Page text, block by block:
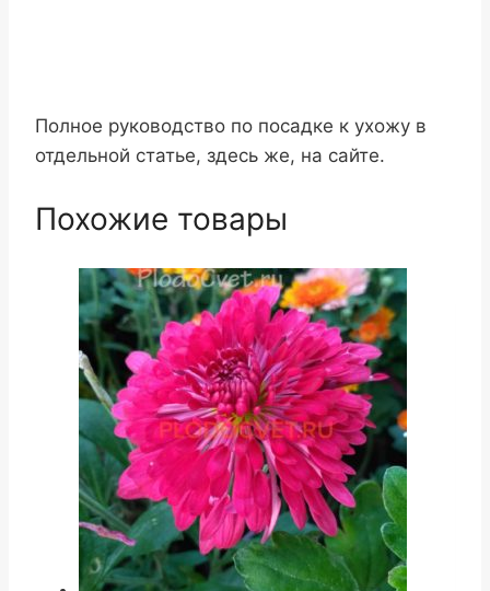
Полное руководство по посадке к ухожу в
отдельной статье, здесь же, на сайте.
Похожие товары